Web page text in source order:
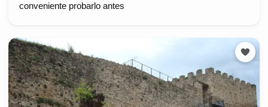
conveniente probarlo antes